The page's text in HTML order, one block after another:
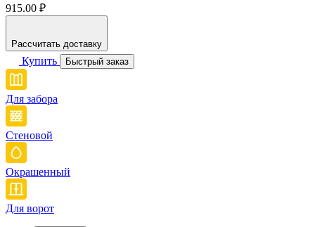
915.00 ₽
Рассчитать доставку
Купить Быстрый заказ
Для забора
Стеновой
Окрашенный
Для ворот